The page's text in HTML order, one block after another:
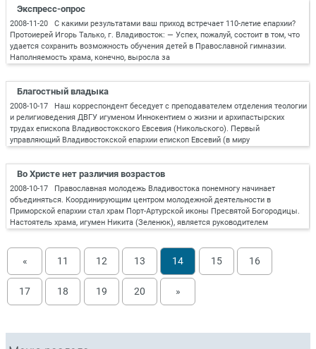
Экспресс-опрос
2008-11-20 С какими результатами ваш приход встречает 110-летие епархии?
Протоиерей Игорь Талько, г. Владивосток: — Успех, пожалуй, состоит в том, что
удается сохранить возможность обучения детей в Православной гимназии.
Наполняемость храма, конечно, выросла за
Благостный владыка
2008-10-17 Наш корреспондент беседует с преподавателем отделения теологии
и религиоведения ДВГУ игуменом Иннокентием о жизни и архипастырских
трудах епископа Владивостокского Евсевия (Никольского). Первый
управляющий Владивостокской епархии епископ Евсевий (в миру
Во Христе нет различия возрастов
2008-10-17 Православная молодежь Владивостока понемногу начинает
объединяться. Координирующим центром молодежной деятельности в
Приморской епархии стал храм Порт-Артурской иконы Пресвятой Богородицы.
Настоятель храма, игумен Никита (Зеленюк), является руководителем
« 11 12 13 14 15 16
17 18 19 20 »